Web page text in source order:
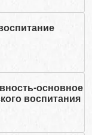
основное
воспитания